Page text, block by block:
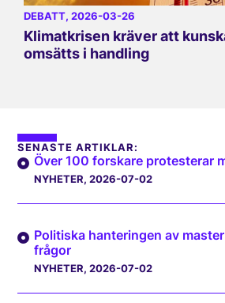
DEBATT, 2026-03-26
Klimatkrisen kräver att
omsätts i handling
SENASTE ARTIKLAR:
Över 100 forskare protesterar
NYHETER, 2026-07-02
Politiska hanteringen av
frågor
NYHETER, 2026-07-02